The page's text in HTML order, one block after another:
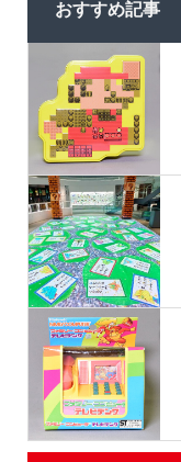
おすすめ記事